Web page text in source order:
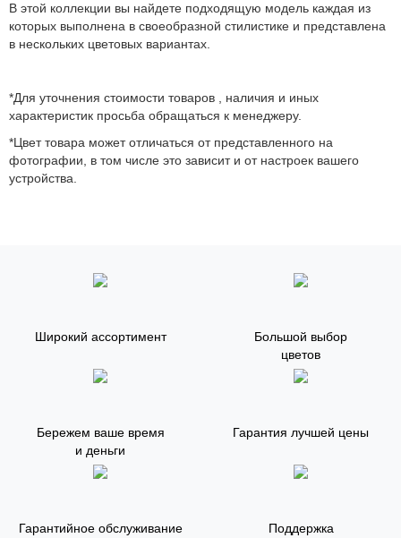
В этой коллекции вы найдете подходящую модель каждая из
которых выполнена в своеобразной стилистике и представлена
в нескольких цветовых вариантах.
*Для уточнения стоимости товаров , наличия и иных
характеристик просьба обращаться к менеджеру.
*Цвет товара может отличаться от представленного на
фотографии, в том числе это зависит и от настроек вашего
устройства.
Широкий ассортимент
Большой выбор
цветов
Бережем ваше время
и деньги
Гарантия лучшей цены
Гарантийное обслуживание
Поддержка